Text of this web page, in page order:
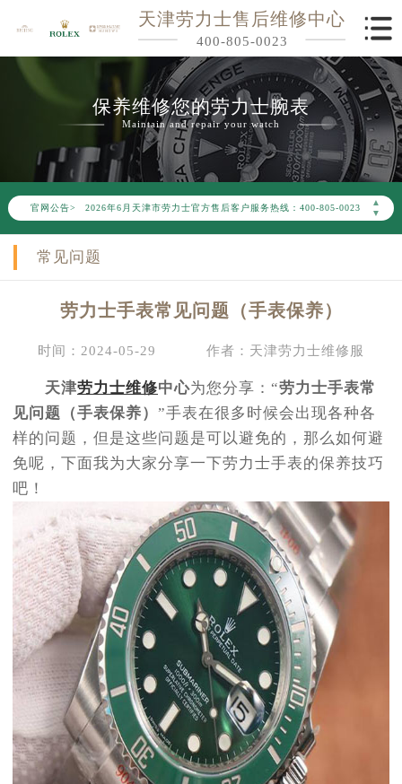
天津劳力士售后维修中心
400-805-0023
保养维修您的劳力士腕表
Maintain and repair your watch
官网公告>
▲
▼
2026年6月劳力士天津市售后服务网络优化升级公告
2026年6月天津市劳力士官方售后客户服务热线：400-805-0023
2026年6月劳力士售后服务中心最新网点地址：
节假日正常营业！
常见问题
劳力士手表常见问题（手表保养）
时间：2024-05-29 作者：天津劳力士维修服
天津劳力士维修中心为您分享：“劳力士手表常
见问题（手表保养） ”手表在很多时候会出现各种各
样的问题，但是这些问题是可以避免的，那么如何避
免呢，下面我为大家分享一下劳力士手表的保养技巧
吧！